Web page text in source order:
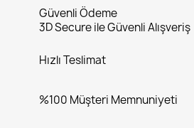
Güvenli Ödeme
3D Secure ile Güvenli Alışveriş
Hızlı Teslimat
%100 Müşteri Memnuniyeti